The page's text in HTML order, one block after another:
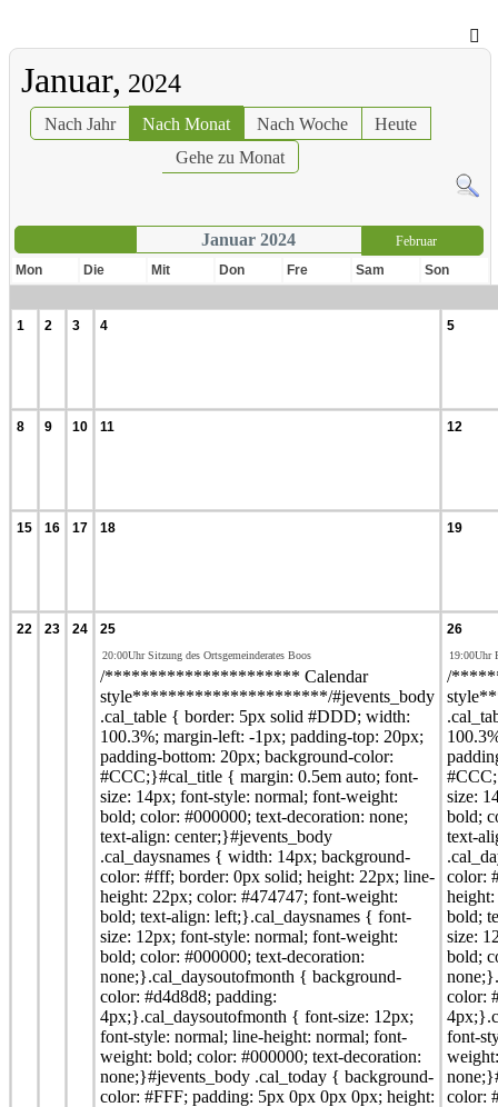
Januar, 2024
Nach Jahr Nach Monat Nach Woche
Heute
Gehe zu Monat
Januar 2024
Februar
Mon
Die Mit Don Fre Sam Son
1 2 3 4 5
8 9 10 11 12
15 16 17 18 19
22 23 24 25
20:00Uhr Sitzung des Ortsgemeinderates Boos
/********************** Calendar
style**********************/#jevents_body
.cal_table { border: 5px solid #DDD; width:
100.3%; margin-left: -1px; padding-top: 20px;
padding-bottom: 20px; background-color:
#CCC;}#cal_title { margin: 0.5em auto; font-
size: 14px; font-style: normal; font-weight:
bold; color: #000000; text-decoration: none;
text-align: center;}#jevents_body
.cal_daysnames { width: 14px; background-
color: #fff; border: 0px solid; height: 22px; line-
height: 22px; color: #474747; font-weight:
bold; text-align: left;}.cal_daysnames { font-
size: 12px; font-style: normal; font-weight:
bold; color: #000000; text-decoration:
none;}.cal_daysoutofmonth { background-
color: #d4d8d8; padding:
4px;}.cal_daysoutofmonth { font-size: 12px;
font-style: normal; line-height: normal; font-
weight: bold; color: #000000; text-decoration:
none;}#jevents_body .cal_today { background-
color: #FFF; padding: 5px 0px 0px 0px; height:
26
19:00Uhr
/
size:
bold;
text-
color:
bold;
size:
bold;
color:
font-
color: